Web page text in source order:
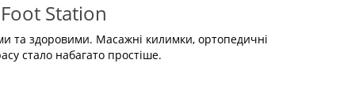
Station
та здоровими. Масажні килимки, ортопедичні
стало набагато простіше.